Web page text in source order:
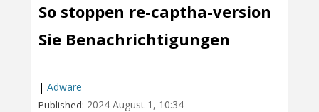
So stoppen re-captha-version
Sie Benachrichtigungen
| Adware
Published: 2024 August 1, 10:34